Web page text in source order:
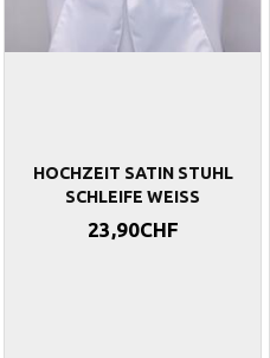
HOCHZEIT SATIN STUHL
SCHLEIFE WEISS
23,90CHF